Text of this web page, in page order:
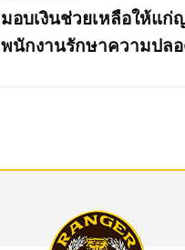
มอบเงินช่วยเหลือให้แก่
พนักงานรักษาความปล